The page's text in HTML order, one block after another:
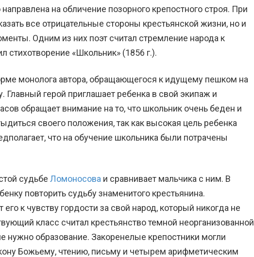
на обличение позорного крепостного строя. При
все отрицательные стороны крестьянской жизни, но и
Одним из них поэт считал стремление народа к
стихотворение «Школьник» (1856 г.).
монолога автора, обращающегося к идущему пешком на
Главный герой приглашает ребенка в свой экипаж и
обращает внимание на то, что школьник очень беден и
своего положения, так как высокая цель ребенка
что на обучение школьника были потрачены
судьбе Ломоносова и сравнивает мальчика с ним. В
повторить судьбу знаменитого крестьянина.
к чувству гордости за свой народ, который никогда не
класс считал крестьянство темной неорганизованной
нужно образование. Закоренелые крепостники могли
Божьему, чтению, письму и четырем арифметическим